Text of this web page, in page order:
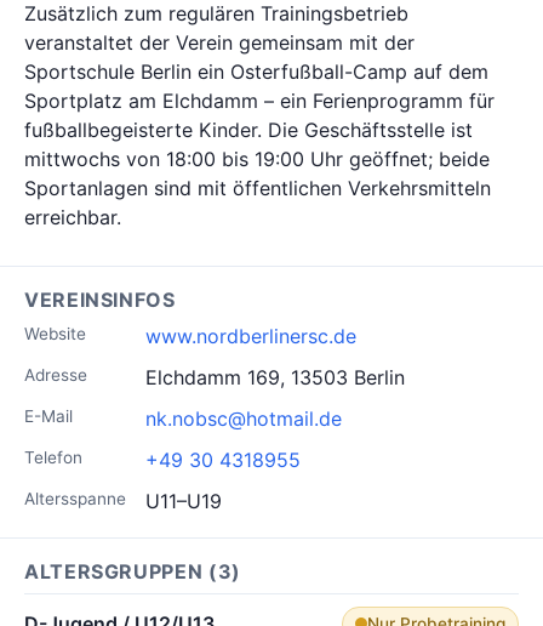
Zusätzlich zum regulären Trainingsbetrieb
veranstaltet der Verein gemeinsam mit der
Sportschule Berlin ein Osterfußball-Camp auf dem
Sportplatz am Elchdamm – ein Ferienprogramm für
fußballbegeisterte Kinder. Die Geschäftsstelle ist
mittwochs von 18:00 bis 19:00 Uhr geöffnet; beide
Sportanlagen sind mit öffentlichen Verkehrsmitteln
erreichbar.
VEREINSINFOS
Website www.nordberlinersc.de
Adresse Elchdamm 169, 13503 Berlin
E-Mail nk.nobsc@hotmail.de
Telefon +49 30 4318955
Altersspanne U11–U19
ALTERSGRUPPEN (3)